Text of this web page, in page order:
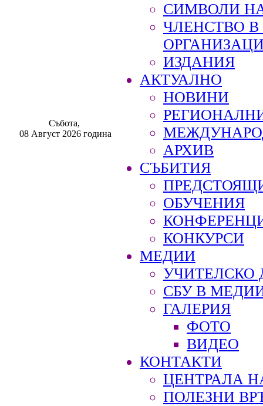
Събота,
08 Август 2026 година
СИМВОЛИ
ЧЛЕНСТВО
ИЗДАНИЯ
АКТУАЛНО
НОВИНИ
АРХИВ
СЪБИТИЯ
ОБУЧЕНИЯ
КОНКУРСИ
МЕДИИ
УЧИТЕЛСКО
СБУ В
ГАЛЕРИЯ
ФОТО
ВИДЕО
КОНТАКТИ
ЦЕНТРАЛА
ПОЛЕЗНИ